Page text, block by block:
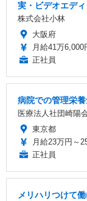
実・ビデオエデ
株式会社小林
大阪府
月給41万6,000
正社員
病院での管理栄
医療法人社団崎陽
東京都
月給23万円～
正社員
メリハリつけて